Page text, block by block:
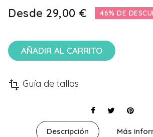
Desde 29,00 € 46% DE
AÑADIR AL CARRITO
transform Guía de tallas
Descripción Más